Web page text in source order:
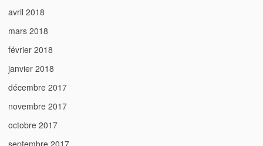
avril 2018
mars 2018
février 2018
janvier 2018
décembre 2017
novembre 2017
octobre 2017